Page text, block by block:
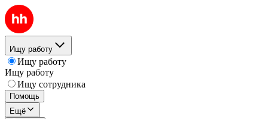
Ищу работу
Ищу работу
Ищу работу
Ищу сотрудника
Помощь
Ещё